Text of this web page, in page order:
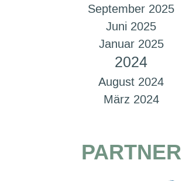
September 2025
Juni 2025
Januar 2025
2024
August 2024
März 2024
PARTNER